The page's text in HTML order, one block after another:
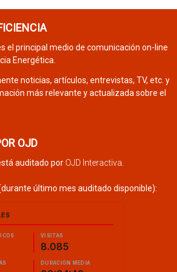
el principal medio de comunicación on-line
Energética.
noticias, artículos, entrevistas, TV, etc. y
más relevante y actualizada sobre el
OJD
auditado por OJD Interactiva
(durante último mes auditado disponible):